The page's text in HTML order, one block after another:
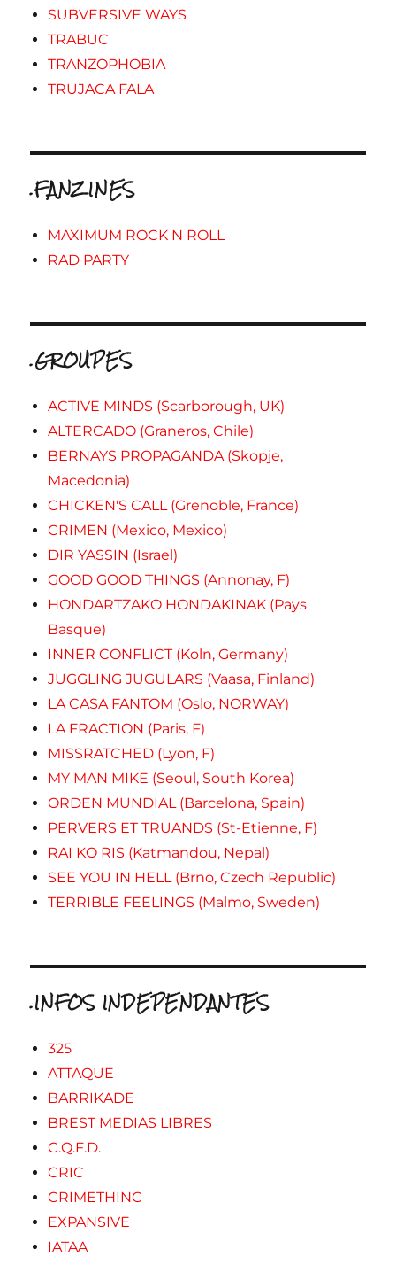
SUBVERSIVE WAYS
TRABUC
TRANZOPHOBIA
TRUJACA FALA
.FANZINES
MAXIMUM ROCK N ROLL
RAD PARTY
.GROUPES
ACTIVE MINDS (Scarborough, UK)
ALTERCADO (Graneros, Chile)
BERNAYS PROPAGANDA (Skopje,
Macedonia)
CHICKEN'S CALL (Grenoble, France)
CRIMEN (Mexico, Mexico)
DIR YASSIN (Israel)
GOOD GOOD THINGS (Annonay, F)
HONDARTZAKO HONDAKINAK (Pays
Basque)
INNER CONFLICT (Koln, Germany)
JUGGLING JUGULARS (Vaasa, Finland)
LA CASA FANTOM (Oslo, NORWAY)
LA FRACTION (Paris, F)
MISSRATCHED (Lyon, F)
MY MAN MIKE (Seoul, South Korea)
ORDEN MUNDIAL (Barcelona, Spain)
PERVERS ET TRUANDS (St-Etienne, F)
RAI KO RIS (Katmandou, Nepal)
SEE YOU IN HELL (Brno, Czech Republic)
TERRIBLE FEELINGS (Malmo, Sweden)
.INFOS INDEPENDANTES
325
ATTAQUE
BARRIKADE
BREST MEDIAS LIBRES
C.Q.F.D.
CRIC
CRIMETHINC
EXPANSIVE
IATAA